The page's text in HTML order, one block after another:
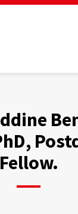
Fellow.